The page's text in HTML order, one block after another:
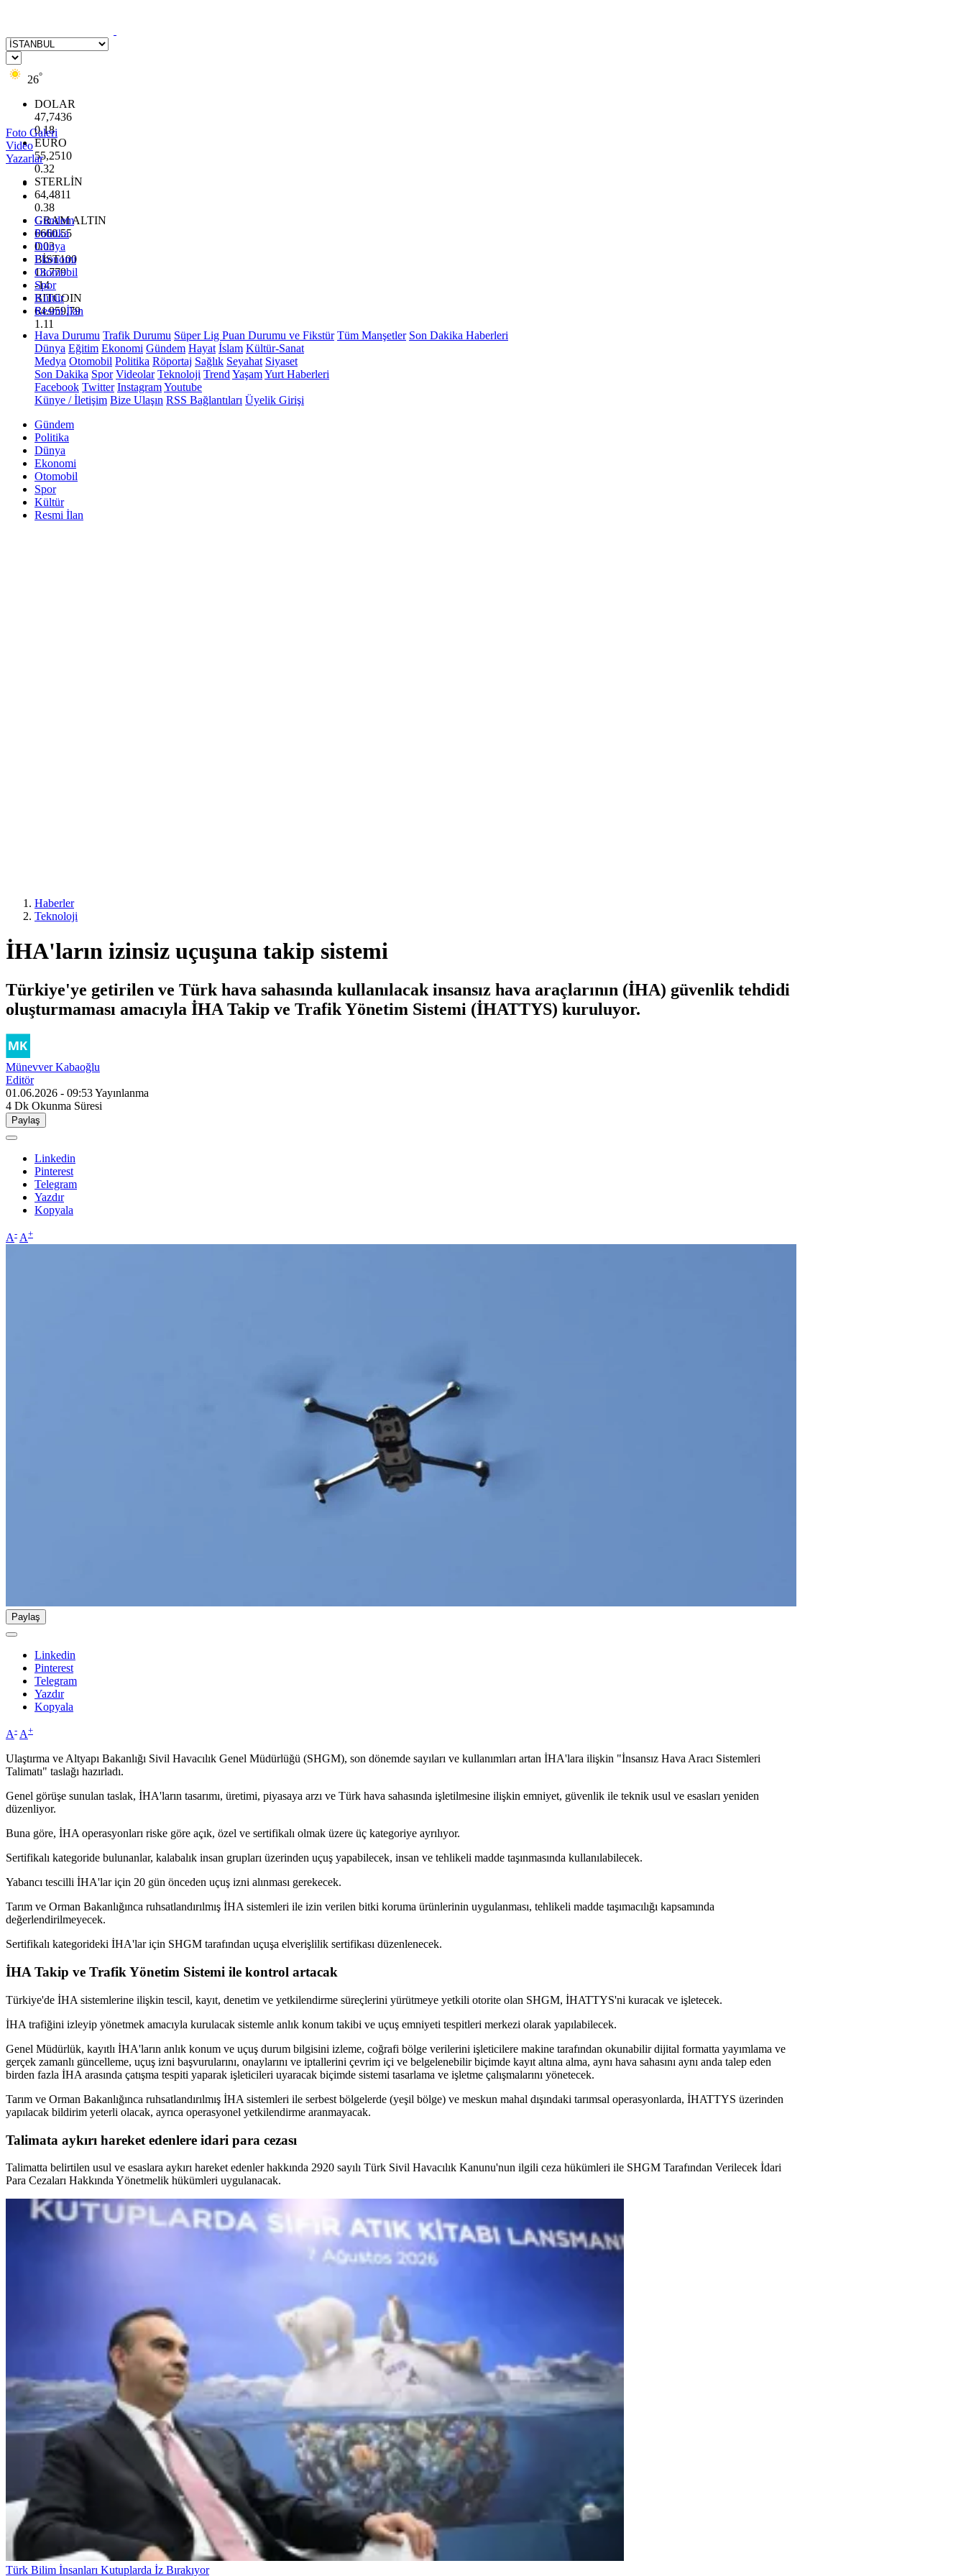
26°
DOLAR
47,7436
0.18
EURO
55,2510
0.32
STERLİN
64,4811
0.38
GRAM ALTIN
6660.55
0.03
BİST100
13.779
-14
BITCOIN
64.959,79
1.11
Foto Galeri
Video
Yazarlar
Gündem
Politika
Dünya
Ekonomi
Otomobil
Spor
Kültür
Resmi İlan
Hava Durumu Trafik Durumu Süper Lig Puan Durumu ve Fikstür Tüm Manşetler Son Dakika Haberleri
Dünya Eğitim Ekonomi Gündem Hayat İslam Kültür-Sanat
Medya Otomobil Politika Röportaj Sağlık Seyahat Siyaset
Son Dakika Spor Videolar Teknoloji Trend YaşamYurt Haberleri
Facebook Twitter InstagramYoutube
Künye / İletişim Bize Ulaşın RSS Bağlantıları Üyelik Girişi
Gündem
Politika
Dünya
Ekonomi
Otomobil
Spor
Kültür
Resmi İlan
Haberler
Teknoloji
İHA'ların izinsiz uçuşuna takip sistemi
Türkiye'ye getirilen ve Türk hava sahasında kullanılacak insansız hava araçlarının (İHA) güvenlik tehdidi
oluşturmaması amacıyla İHA Takip ve Trafik Yönetim Sistemi (İHATTYS) kuruluyor.
Münevver Kabaoğlu
Editör
01.06.2026 - 09:53Yayınlanma
4 Dk Okunma Süresi
Paylaş
Linkedin
Pinterest
Telegram
Yazdır
Kopyala
A- A+
Paylaş
Linkedin
Pinterest
Telegram
Yazdır
Kopyala
A- A+
Ulaştırma ve Altyapı Bakanlığı Sivil Havacılık Genel Müdürlüğü (SHGM), son dönemde sayıları ve kullanımları artan İHA'lara ilişkin "İnsansız Hava Aracı Sistemleri
Talimatı" taslağı hazırladı.
Genel görüşe sunulan taslak, İHA'ların tasarımı, üretimi, piyasaya arzı ve Türk hava sahasında işletilmesine ilişkin emniyet, güvenlik ile teknik usul ve esasları yeniden
düzenliyor.
Buna göre, İHA operasyonları riske göre açık, özel ve sertifikalı olmak üzere üç kategoriye ayrılıyor.
Sertifikalı kategoride bulunanlar, kalabalık insan grupları üzerinden uçuş yapabilecek, insan ve tehlikeli madde taşınmasında kullanılabilecek.
Yabancı tescilli İHA'lar için 20 gün önceden uçuş izni alınması gerekecek.
Tarım ve Orman Bakanlığınca ruhsatlandırılmış İHA sistemleri ile izin verilen bitki koruma ürünlerinin uygulanması, tehlikeli madde taşımacılığı kapsamında
değerlendirilmeyecek.
Sertifikalı kategorideki İHA'lar için SHGM tarafından uçuşa elverişlilik sertifikası düzenlenecek.
İHA Takip ve Trafik Yönetim Sistemi ile kontrol artacak
Türkiye'de İHA sistemlerine ilişkin tescil, kayıt, denetim ve yetkilendirme süreçlerini yürütmeye yetkili otorite olan SHGM, İHATTYS'ni kuracak ve işletecek.
İHA trafiğini izleyip yönetmek amacıyla kurulacak sistemle anlık konum takibi ve uçuş emniyeti tespitleri merkezi olarak yapılabilecek.
Genel Müdürlük, kayıtlı İHA'ların anlık konum ve uçuş durum bilgisini izleme, coğrafi bölge verilerini işleticilere makine tarafından okunabilir dijital formatta yayımlama ve
gerçek zamanlı güncelleme, uçuş izni başvurularını, onaylarını ve iptallerini çevrim içi ve belgelenebilir biçimde kayıt altına alma, aynı hava sahasını aynı anda talep eden
birden fazla İHA arasında çatışma tespiti yaparak işleticileri uyaracak biçimde sistemi tasarlama ve işletme çalışmalarını yönetecek.
Tarım ve Orman Bakanlığınca ruhsatlandırılmış İHA sistemleri ile serbest bölgelerde (yeşil bölge) ve meskun mahal dışındaki tarımsal operasyonlarda, İHATTYS üzerinden
yapılacak bildirim yeterli olacak, ayrıca operasyonel yetkilendirme aranmayacak.
Talimata aykırı hareket edenlere idari para cezası
Talimatta belirtilen usul ve esaslara aykırı hareket edenler hakkında 2920 sayılı Türk Sivil Havacılık Kanunu'nun ilgili ceza hükümleri ile SHGM Tarafından Verilecek İdari
Para Cezaları Hakkında Yönetmelik hükümleri uygulanacak.
Türk Bilim İnsanları Kutuplarda İz Bırakıyor